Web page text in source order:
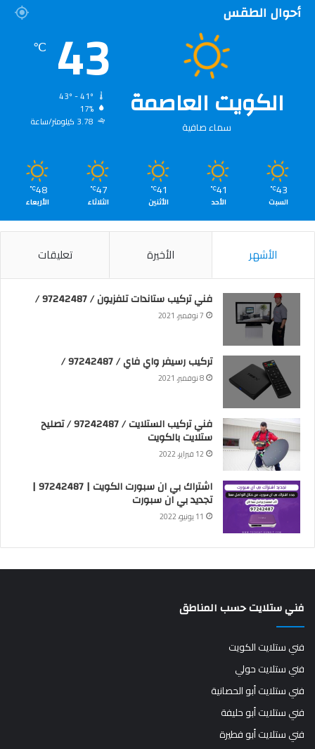
أحوال الطقس
الكويت العاصمة
سماء صافية
43
℃
17%
3.78 كيلومتر/ساعة
43
℃
السبت
41
℃
الأحد
41
℃
الأثنين
47
℃
الثلاثاء
48
℃
الأربعاء
الأشهر الأخيرة تعليقات
فني تركيب ستاندات تلفزيون / 97242487 /
7 نوفمبر، 2021
تركيب رسيفر واي فاي / 97242487 /
8 نوفمبر، 2021
فني تركيب الستلايت / 97242487 / تصليح
ستلايت بالكويت
12 فبراير، 2022
اشتراك بي ان سبورت الكويت | 97242487 |
تجديد بي ان سبورت
11 يونيو، 2022
فني ستلايت حسب المناطق
فني ستلايت الكويت
فني ستلايت حولي
فني ستلايت أبو الحصانية
فني ستلايت أبو حليفة
فني ستلايت أبو فطيرة